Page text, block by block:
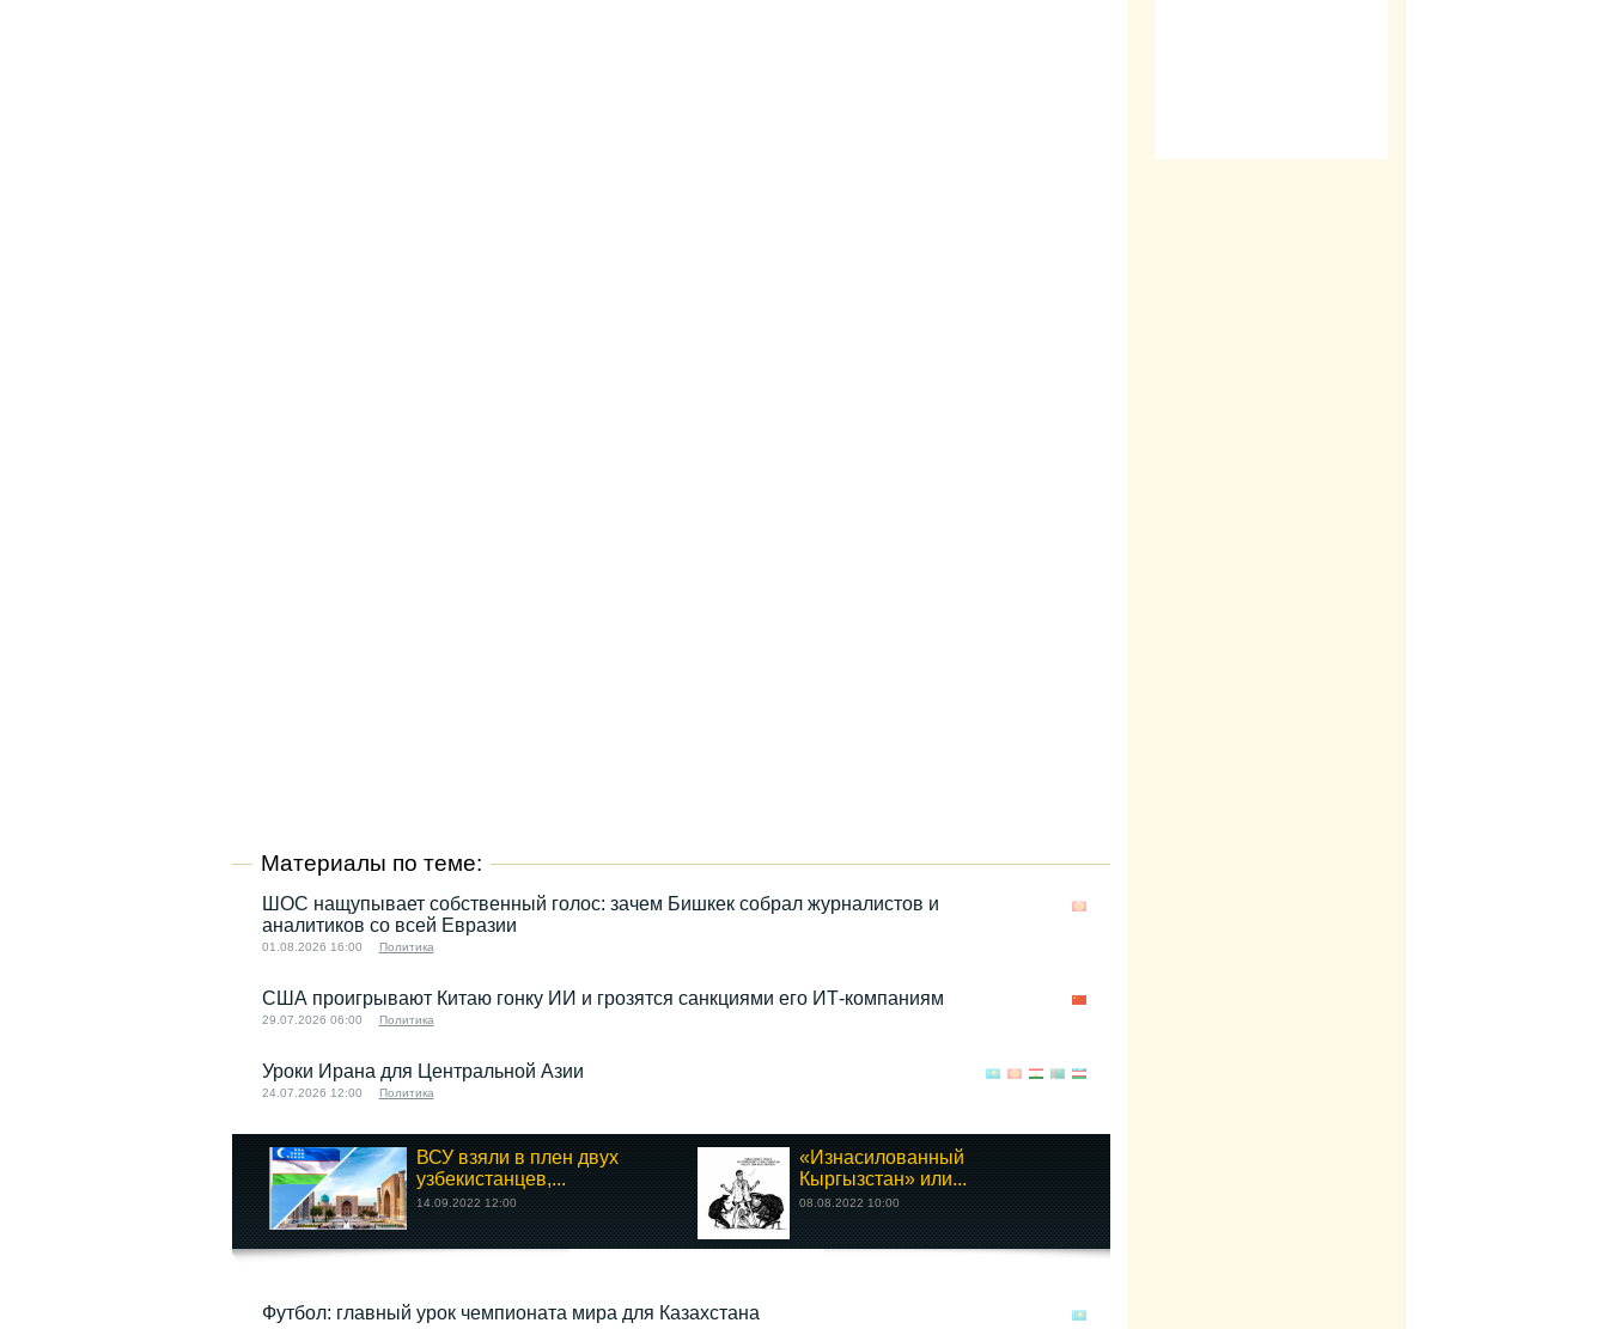
Материалы по теме:
ШОС нащупывает собственный голос: зачем Бишкек собрал журналистов и
аналитиков со всей Евразии
01.08.2026 16:00 Политика
США проигрывают Китаю гонку ИИ и грозятся санкциями его ИТ-компаниям
29.07.2026 06:00 Политика
Уроки Ирана для Центральной Азии
24.07.2026 12:00 Политика
ВСУ взяли в плен двух
узбекистанцев,...
14.09.2022 12:00
«Изнасилованный
Кыргызстан» или...
08.08.2022 10:00
Футбол: главный урок чемпионата мира для Казахстана